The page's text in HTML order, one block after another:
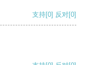
支持[0] 反对[0]